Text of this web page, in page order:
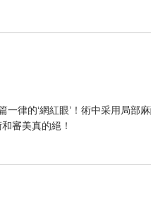
律的‘網紅眼’！術中采用局部
審美真的絕！